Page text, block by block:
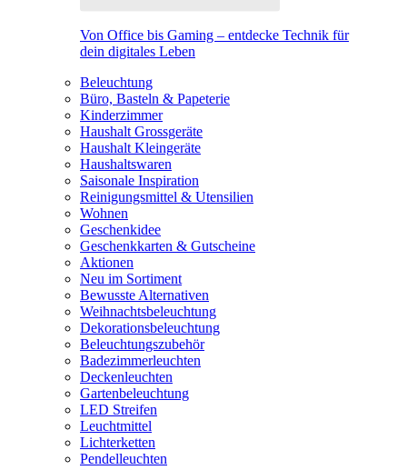
Von Office bis Gaming – entdecke Technik für
dein digitales Leben
Beleuchtung
Büro, Basteln & Papeterie
Kinderzimmer
Haushalt Grossgeräte
Haushalt Kleingeräte
Haushaltswaren
Saisonale Inspiration
Reinigungsmittel & Utensilien
Wohnen
Geschenkidee
Geschenkkarten & Gutscheine
Aktionen
Neu im Sortiment
Bewusste Alternativen
Weihnachtsbeleuchtung
Dekorationsbeleuchtung
Beleuchtungszubehör
Badezimmerleuchten
Deckenleuchten
Gartenbeleuchtung
LED Streifen
Leuchtmittel
Lichterketten
Pendelleuchten